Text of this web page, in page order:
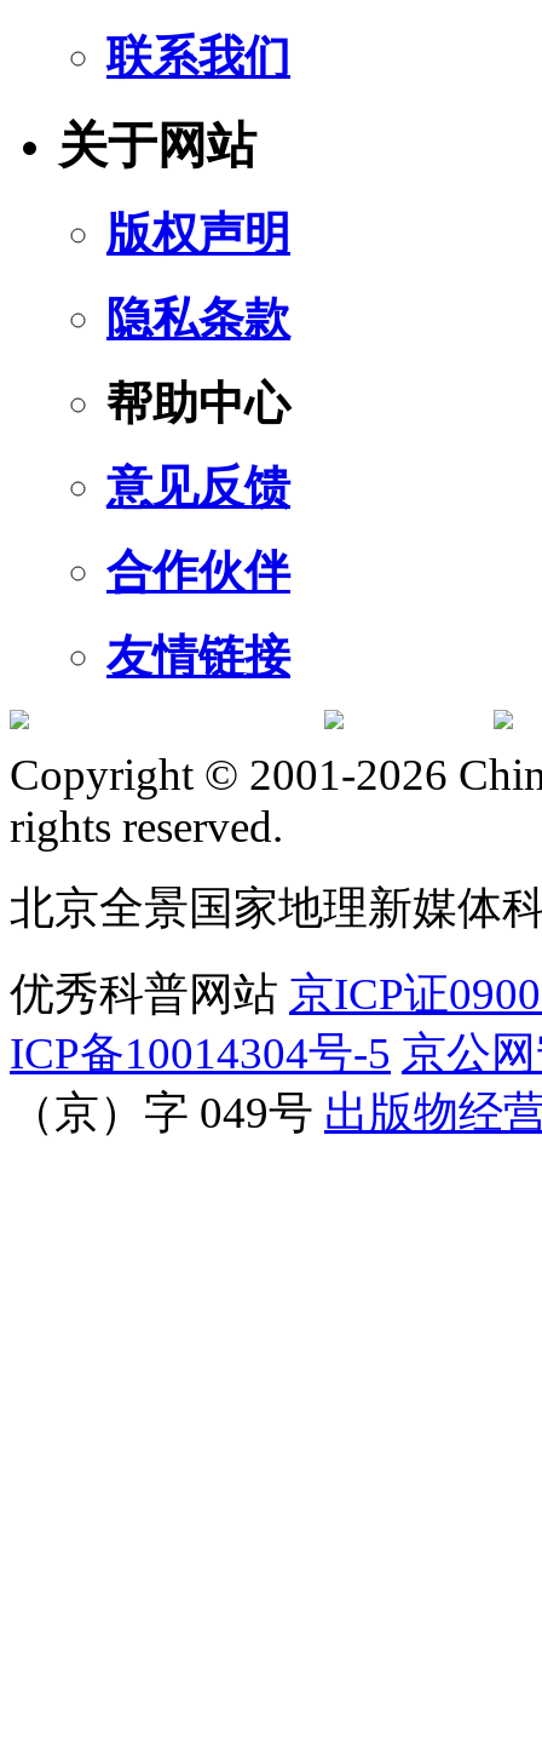
联系我们
关于网站
版权声明
隐私条款
帮助中心
意见反馈
合作伙伴
友情链接
Copyright © 2001-2026
rights reserved.
北京全景国家地理新媒体
优秀科普网站 京ICP证
ICP备10014304号-5 京公
（京）字 049号 出版物经